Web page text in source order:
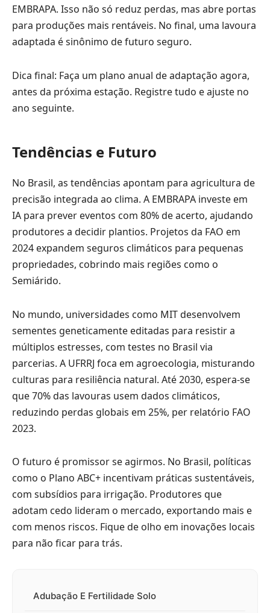
EMBRAPA. Isso não só reduz perdas, mas abre portas
para produções mais rentáveis. No final, uma lavoura
adaptada é sinônimo de futuro seguro.
Dica final: Faça um plano anual de adaptação agora,
antes da próxima estação. Registre tudo e ajuste no
ano seguinte.
Tendências e Futuro
No Brasil, as tendências apontam para agricultura de
precisão integrada ao clima. A EMBRAPA investe em
IA para prever eventos com 80% de acerto, ajudando
produtores a decidir plantios. Projetos da FAO em
2024 expandem seguros climáticos para pequenas
propriedades, cobrindo mais regiões como o
Semiárido.
No mundo, universidades como MIT desenvolvem
sementes geneticamente editadas para resistir a
múltiplos estresses, com testes no Brasil via
parcerias. A UFRRJ foca em agroecologia, misturando
culturas para resiliência natural. Até 2030, espera-se
que 70% das lavouras usem dados climáticos,
reduzindo perdas globais em 25%, per relatório FAO
2023.
O futuro é promissor se agirmos. No Brasil, políticas
como o Plano ABC+ incentivam práticas sustentáveis,
com subsídios para irrigação. Produtores que
adotam cedo lideram o mercado, exportando mais e
com menos riscos. Fique de olho em inovações locais
para não ficar para trás.
Adubação E Fertilidade Solo